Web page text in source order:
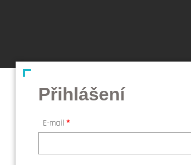
Přihlášení
E-mail *